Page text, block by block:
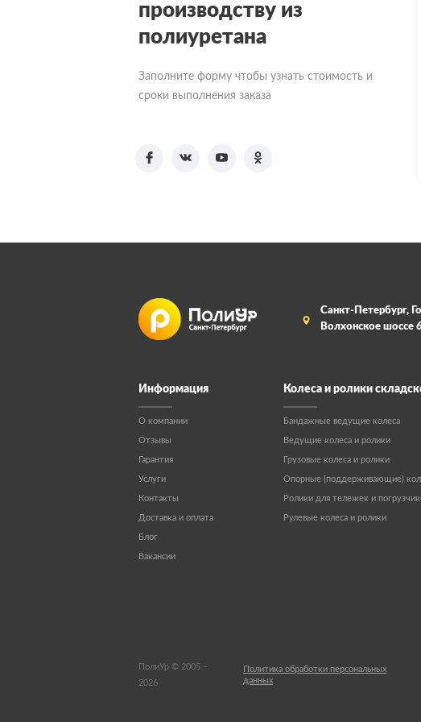
производству из
полиуретана
Заполните форму чтобы узнать стоимость и
сроки выполнения заказа
Санкт-Петербург,
Волхонское шоссе
Информация
О компании
Отзывы
Гарантия
Услуги
Контакты
Доставка и оплата
Блог
Вакансии
Колеса и ролики
Бандажные ведущие колеса
Ведущие колеса и ролики
Грузовые колеса и ролики
Опорные (поддерживающие)
Ролики для тележек и
Рулевые колеса и ролики
ПолиУр © 2005 –
2026
Политика обработки персональных
данных